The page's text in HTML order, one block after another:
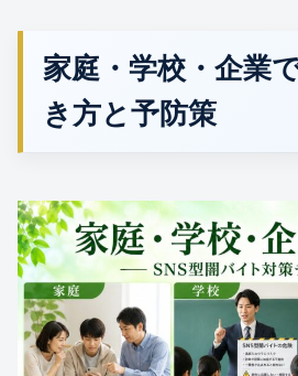
家庭・学校・企業
き方と予防策